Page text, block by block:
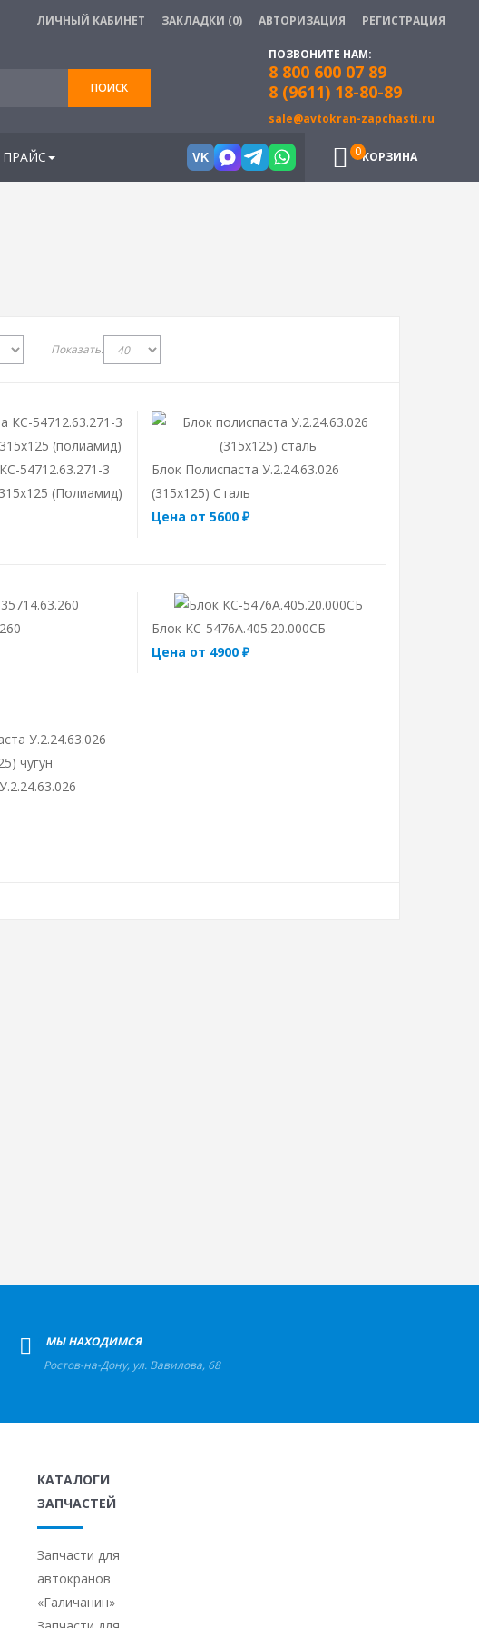
ЛИЧНЫЙ КАБИНЕТ ЗАКЛАДКИ (0) АВТОРИЗАЦИЯ РЕГИСТРАЦИЯ
ПОИСК
ПОЗВОНИТЕ НАМ:
8 800 600 07 89
8 (9611) 18-80-89
sale@avtokran-zapchasti.ru
ПРАЙС VK КОРЗИНА
0
Показать:
54712.63.271-3
(полиамид)
Блок Полиспаста У.2.24.63.026
(315х125) Сталь
Цена от 5600 ₽
Блок КС-5476А.405.20.000СБ
Цена от 4900 ₽
МЫ НАХОДИМСЯ
Ростов-на-Дону, ул. Вавилова, 68
КАТАЛОГИ
ЗАПЧАСТЕЙ
Запчасти для
автокранов
«Галичанин»